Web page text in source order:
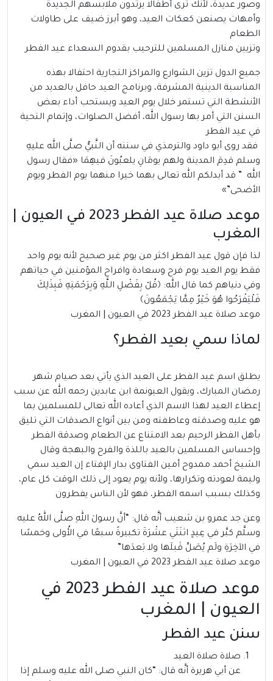
وصور عديدة، لأنك ترى أطفالا يرتدون ملابسهم الجديدة
وأمهات يصنعن كعكات العيد، وهو أبرز ضيف على طاولات
الطعام
وتزيين منازل المسلمين للترحيب بقدوم السعداء عيد الفطر
جميع الدول تزين الشوارع والمراكز التجارية احتفالا بهذه
المناسبة الدينية المشرفة، وبرنامج العيد حافل بالعديد من
الأنشطة التي تستمر خلال يوم العيد ويستحب أداء بعض
السنن التي أمر بها رسول الله، أفضل الصلوات، وإتمام التحية
في عيد الفطر
فقد روى أبو داود والترمذي في سننه أن النَّبيُّ صلَّى الله عليهِ
وسلم قدِمَ المدينة ولهم يومَانِ يلعبُونَ فيهِمَا «فقال رسول
الله ” قد أبدلكم الله تعالى بهما خيرا منهما يوم الفطر ويوم
الأضحى”»
موعد صلاة عيد الفطر 2023 في العيون |
المغرب
لذا فإن قول عيد الفطر اكثر من يوم غير صحيح لأنه يوم واحد
فقط يوم العيد يوم فرح وسعادة وافراح المؤمنين في حياتهم
وفي دنياهم كما قال الله: ﴿قُلْ بِفَضْلِ اللَّهِ وَبِرَحْمَتِهِ فَبِذَلِكَ
فَلْيَفْرَحُوا هُوَ خَيْرٌ مِمَّا يَجْمَعُونَ﴾
موعد صلاة عيد الفطر 2023 في العيون | المغرب
لماذا سمي بعيد الفطر؟
يطلق اسم عيد الفطر على العيد الذي يأتي بعد صيام شهر
رمضان المبارك، ويقول العيونمة ابن عابدين رحمه الله عن سبب
إعطاء العيد لهذا الاسم الذي أعاده الله تعالى للمسلمين بما
هو عليه وصدقته وعاطفته ومن بين أنواع الصدقات التي تليق
بأهل الفطر الرحيم بعد الامتناع عن الطعام وصدقة الفطر
وإحساس المسلمين بالعيد باللذة والفرح والبهجة وقال
الشيخ أحمد ممدوح أمين الفتاوى بدار الإفتاء إن العيد سمي
وليمة لعودته وتكرارها، ولأنه يوم يعود إلى ذلك الوقت كل عام،
وكذلك بسبب اسمه الفطر، فهو لأن الناس يفطرون
وعن جد عمرو بن شعيب أنَّه قال: “أنَّ رسولَ اللهِ صلَّى اللهُ عليه
وسلَّم كبَّر في عِيدٍ اثنَتَي عشْرَةَ تكبيرةً سبعًا في الأُولى وخمسًا
في الآخِرَةِ ولَم يُصَلِّ قَبلَها ولا بَعدَها”
موعد صلاة عيد الفطر 2023 في العيون | المغرب
موعد صلاة عيد الفطر 2023 في
العيون | المغرب
سنن عيد الفطر
صلاة صلاة العيد
عن أبي هريرة أنَّه قال: “كان النبي صلى الله عليه وسلم إذا